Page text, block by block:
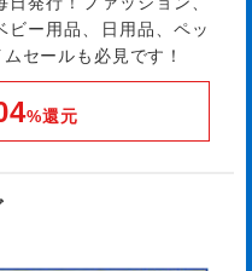
ビー用品、日用品、ペッ
セールも必見です！
%還元